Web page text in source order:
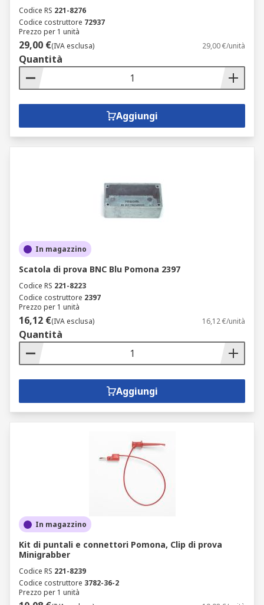
Codice RS 221-8276
Codice costruttore 72937
Prezzo per 1 unità
29,00 €(IVA esclusa) 29,00 €/unità
Quantità
Aggiungi
In magazzino
Scatola di prova BNC Blu Pomona 2397
Codice RS 221-8223
Codice costruttore 2397
Prezzo per 1 unità
16,12 €(IVA esclusa) 16,12 €/unità
Quantità
Aggiungi
In magazzino
Kit di puntali e connettori Pomona, Clip di prova
Minigrabber
Codice RS 221-8239
Codice costruttore 3782-36-2
Prezzo per 1 unità